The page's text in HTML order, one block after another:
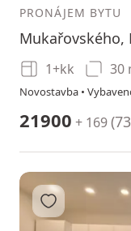
PRONÁJEM BYTU
Mukařovského,
1+kk 30
Novostavba •
21900 + 169(
Přidat do